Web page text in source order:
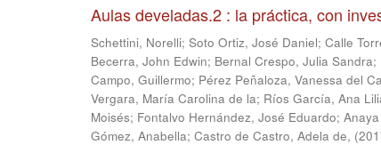
Aulas develadas.2 : la práctica, con
Schettini, Norelli; Soto Ortiz, José Daniel; Calle
Becerra, John Edwin; Bernal Crespo, Julia Sandra;
Campo, Guillermo; Pérez Peñaloza, Vanessa del
Vergara, María Carolina de la; Ríos García, Ana
Moisés; Fontalvo Hernández, José Eduardo;
Gómez, Anabella; Castro de Castro, Adela de, (